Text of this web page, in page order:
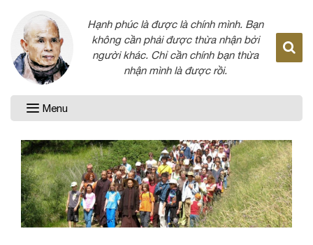
Hạnh phúc là được là chính mình. Bạn
không cần phải được thừa nhận bởi
người khác. Chỉ cần chính bạn thừa
nhận mình là được rồi.
Menu